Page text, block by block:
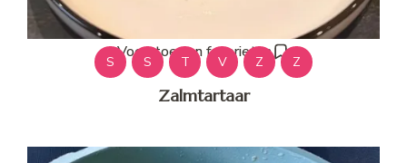
Voeg toe aan favorieten
S S T V Z Z
Zalmtartaar